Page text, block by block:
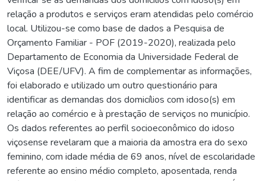
relação a produtos e serviços eram atendidas pelo comércio
local. Utilizou-se como base de dados a Pesquisa de
Orçamento Familiar - POF (2019-2020), realizada pelo
Departamento de Economia da Universidade Federal de
Viçosa (DEE/UFV). A fim de complementar as informações,
foi elaborado e utilizado um outro questionário para
identificar as demandas dos domicílios com idoso(s) em
relação ao comércio e à prestação de serviços no município.
Os dados referentes ao perfil socioeconômico do idoso
viçosense revelaram que a maioria da amostra era do sexo
feminino, com idade média de 69 anos, nível de escolaridade
referente ao ensino médio completo, aposentada, renda